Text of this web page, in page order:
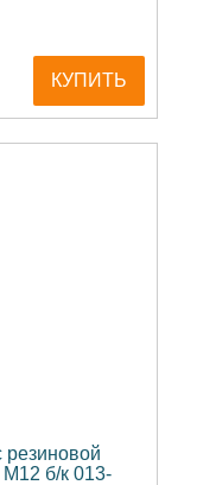
Clip-Track
КУПИТЬ
резиновой
М12 б/к 013-